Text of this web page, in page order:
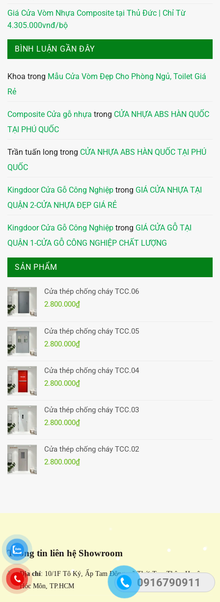
0916790911
Giá Cửa Vòm Nhựa Composite tại Thủ Đức | Chỉ Từ
4.305.000vnđ/bộ
BÌNH LUẬN GẦN ĐÂY
Khoa trong Mẫu Cửa Vòm Đẹp Cho Phòng Ngủ, Toilet Giá
Rẻ
Composite Cửa gỗ nhựa trong CỬA NHỰA ABS HÀN QUỐC
TẠI PHÚ QUỐC
Trần tuấn long trong CỬA NHỰA ABS HÀN QUỐC TẠI PHÚ
QUỐC
Kingdoor Cửa Gỗ Công Nghiệp trong GIÁ CỬA NHỰA TẠI
QUẬN 2-CỬA NHỰA ĐẸP GIÁ RẺ
Kingdoor Cửa Gỗ Công Nghiệp trong GIÁ CỬA GỖ TẠI
QUẬN 1-CỬA GỖ CÔNG NGHIỆP CHẤT LƯỢNG
SẢN PHẨM
Cửa thép chống cháy TCC.06
2.800.000₫
Cửa thép chống cháy TCC.05
2.800.000₫
Cửa thép chống cháy TCC.04
2.800.000₫
Cửa thép chống cháy TCC.03
2.800.000₫
Cửa thép chống cháy TCC.02
2.800.000₫
Thông tin liên hệ Showroom
Địa chỉ: 10/1F Tô Ký, Ấp Tam Đông, xã Thới Tam Thôn, Huyện
Hóc Môn, TP.HCM